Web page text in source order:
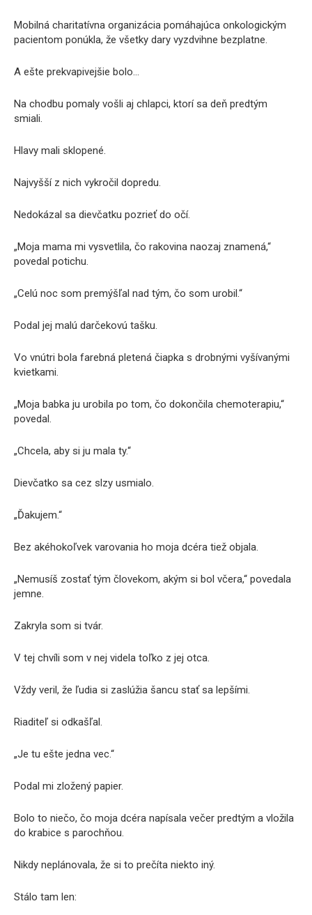
Mobilná charitatívna organizácia pomáhajúca onkologickým
pacientom ponúkla, že všetky dary vyzdvihne bezplatne.
A ešte prekvapivejšie bolo…
Na chodbu pomaly vošli aj chlapci, ktorí sa deň predtým
smiali.
Hlavy mali sklopené.
Najvyšší z nich vykročil dopredu.
Nedokázal sa dievčatku pozrieť do očí.
„Moja mama mi vysvetlila, čo rakovina naozaj znamená,“
povedal potichu.
„Celú noc som premýšľal nad tým, čo som urobil.“
Podal jej malú darčekovú tašku.
Vo vnútri bola farebná pletená čiapka s drobnými vyšívanými
kvietkami.
„Moja babka ju urobila po tom, čo dokončila chemoterapiu,“
povedal.
„Chcela, aby si ju mala ty.“
Dievčatko sa cez slzy usmialo.
„Ďakujem.“
Bez akéhokoľvek varovania ho moja dcéra tiež objala.
„Nemusíš zostať tým človekom, akým si bol včera,“ povedala
jemne.
Zakryla som si tvár.
V tej chvíli som v nej videla toľko z jej otca.
Vždy veril, že ľudia si zaslúžia šancu stať sa lepšími.
Riaditeľ si odkašľal.
„Je tu ešte jedna vec.“
Podal mi zložený papier.
Bolo to niečo, čo moja dcéra napísala večer predtým a vložila
do krabice s parochňou.
Nikdy neplánovala, že si to prečíta niekto iný.
Stálo tam len: